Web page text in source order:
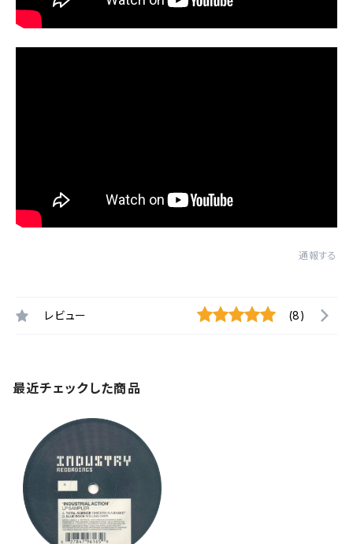
通報する
レビュー (8)
最近チェックした商品